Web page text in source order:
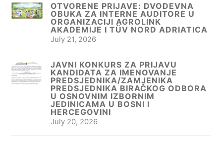
OTVORENE PRIJAVE: DVODEVNA
OBUKA ZA INTERNE AUDITORE U
ORGANIZACIJI AGROLINK
AKADEMIJE I TÜV NORD ADRIATICA
July 21, 2026
JAVNI KONKURS ZA PRIJAVU
KANDIDATA ZA IMENOVANJE
PREDSJEDNIKA/ZAMJENIKA
PREDSJEDNIKA BIRAČKOG ODBORA
U OSNOVNIM IZBORNIM
JEDINICAMA U BOSNI I
HERCEGOVINI
July 20, 2026